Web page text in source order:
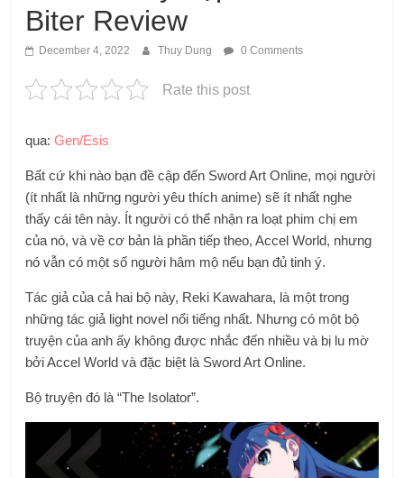
Biter Review
December 4, 2022 Thuy Dung 0 Comments
Rate this post
qua: Gen/Esis
Bất cứ khi nào bạn đề cập đến Sword Art Online, mọi người
(ít nhất là những người yêu thích anime) sẽ ít nhất nghe
thấy cái tên này. Ít người có thể nhận ra loạt phim chị em
của nó, và về cơ bản là phần tiếp theo, Accel World, nhưng
nó vẫn có một số người hâm mộ nếu bạn đủ tinh ý.
Tác giả của cả hai bộ này, Reki Kawahara, là một trong
những tác giả light novel nổi tiếng nhất. Nhưng có một bộ
truyện của anh ấy không được nhắc đến nhiều và bị lu mờ
bởi Accel World và đặc biệt là Sword Art Online.
Bộ truyện đó là “The Isolator”.